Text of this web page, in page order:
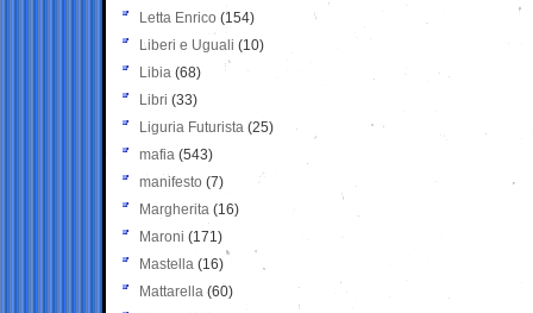
Letta Enrico (154)
Liberi e Uguali (10)
Libia (68)
Libri (33)
Liguria Futurista (25)
mafia (543)
manifesto (7)
Margherita (16)
Maroni (171)
Mastella (16)
Mattarella (60)